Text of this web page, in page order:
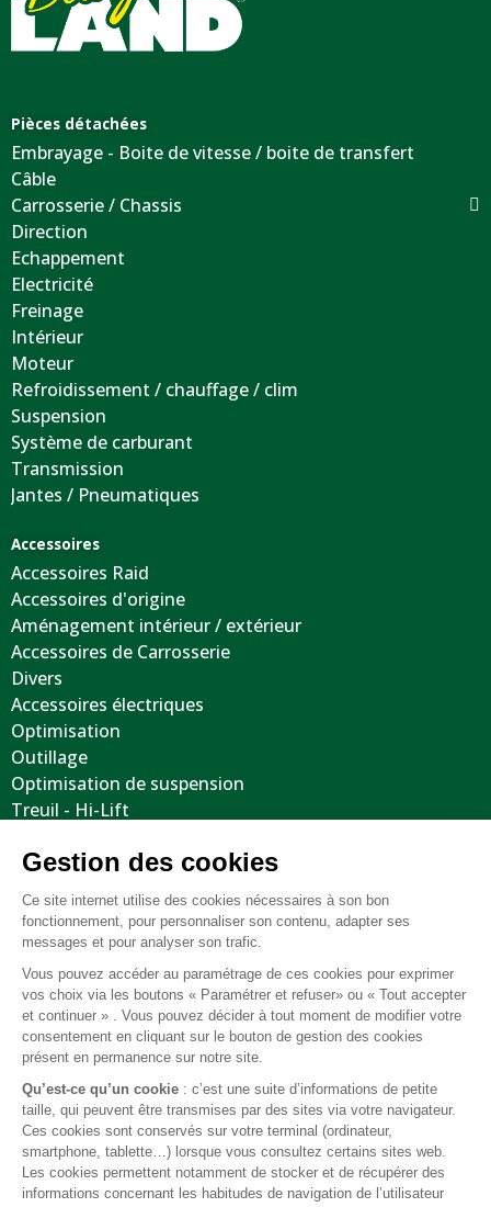
Pièces détachées
Embrayage - Boite de vitesse / boite de transfert
Câble
Carrosserie / Chassis
Direction
Echappement
Electricité
Freinage
Intérieur
Moteur
Refroidissement / chauffage / clim
Suspension
Système de carburant
Transmission
Jantes / Pneumatiques
Accessoires
Accessoires Raid
Accessoires d'origine
Aménagement intérieur / extérieur
Accessoires de Carrosserie
Divers
Accessoires électriques
Optimisation
Outillage
Optimisation de suspension
Treuil - Hi-Lift
Volants
Jantes / Pneumatiques / Accessoires
Informations utiles
Nous contacter
Mentions légales
Conditions générales de vente